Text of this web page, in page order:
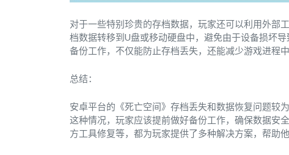
对于一些特别珍贵的存档数据，玩家还可以利用外部
档数据转移到U盘或移动硬盘中，避免由于设备损坏
备份工作，不仅能防止存档丢失，还能减少游戏进程中
总结：
安卓平台的《死亡空间》存档丢失和数据恢复问题较
这种情况，玩家应该提前做好备份工作，确保数据安
方工具修复等，都为玩家提供了多种解决方案，帮助